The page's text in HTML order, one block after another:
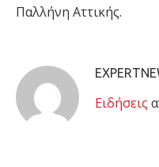
Παλλήνη Αττικής.
Eιδήσεις